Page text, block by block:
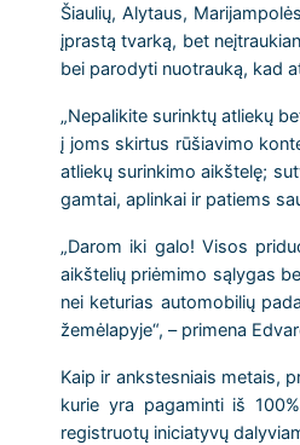
Šiaulių, Alytaus,
įprastą tvarką, bet
bei parodyti nuotrauką, kad
„Nepalikite surinktų atliekų
į joms skirtus rūšiavimo
atliekų surinkimo aikštelę;
gamtai, aplinkai ir patiems
„Darom iki galo! Visos
aikštelių priėmimo sąlygas
nei keturias automobilių
žemėlapyje“, – primena
Kaip ir ankstesniais metais,
kurie yra pagaminti iš
registruotų iniciatyvų